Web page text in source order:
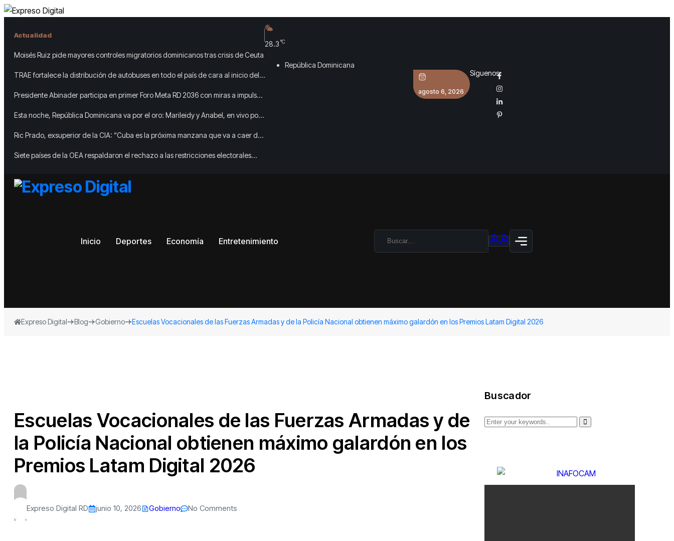
Actualidad
Moisés Ruiz pide mayores controles migratorios dominicanos tras crisis de Ceuta
TRAE fortalece la distribución de autobuses en todo el país de cara al inicio del
Presidente Abinader participa en primer Foro Meta RD 2036 con miras a impulsar
Esta noche, República Dominicana va por el oro: Marileidy y Anabel, en vivo por
Ric Prado, exsuperior de la CIA: “Cuba es la próxima manzana que va a caer del
Siete países de la OEA respaldaron el rechazo a las restricciones electorales
28.3 °C
República Dominicana
agosto 6, 2026
Síguenos:
Inicio Deportes Economía Entretenimiento
Expreso Digital Blog Gobierno Escuelas Vocacionales de las Fuerzas Armadas y de la Policía Nacional obtienen máximo galardón en los Premios Latam Digital 2026
Escuelas Vocacionales de las Fuerzas Armadas y de
la Policía Nacional obtienen máximo galardón en los
Premios Latam Digital 2026
Expreso Digital RD junio 10, 2026 Gobierno No Comments
Buscador